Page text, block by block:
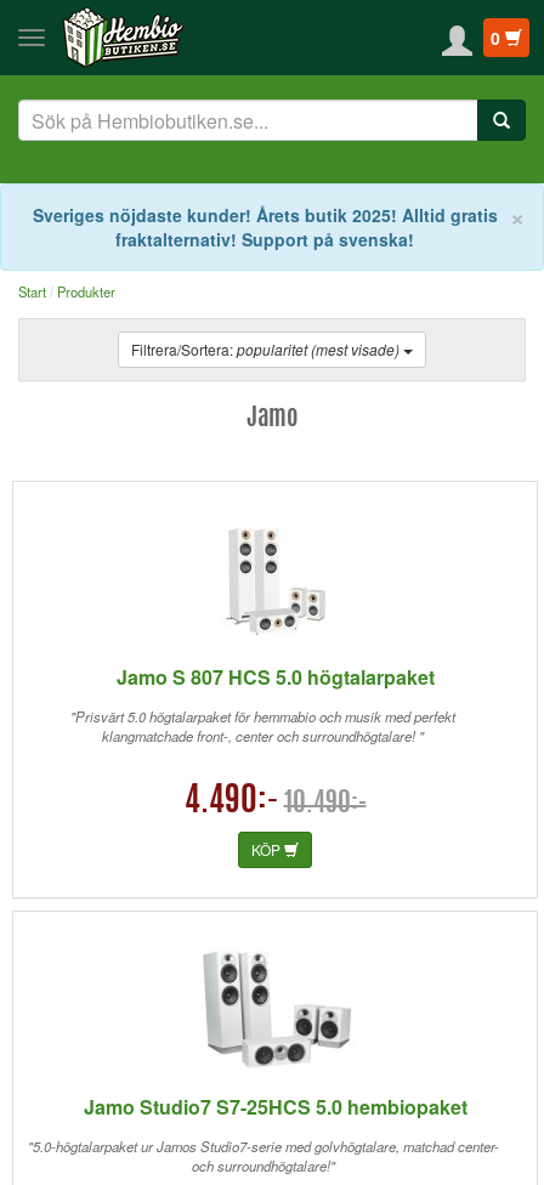
0
×
Sveriges nöjdaste kunder! Årets butik 2025! Alltid gratis
fraktalternativ! Support på svenska!
Start Produkter
Filtrera/Sortera:popularitet (mest visade)
Jamo
Jamo S 807 HCS 5.0 högtalarpaket
"Prisvärt 5.0 högtalarpaket för hemmabio och musik med perfekt
klangmatchade front-, center och surroundhögtalare! "
4.490:- 10.490:-
KÖP
Jamo Studio7 S7-25HCS 5.0 hembiopaket
"5.0-högtalarpaket ur Jamos Studio7-serie med golvhögtalare, matchad center-
och surroundhögtalare!"